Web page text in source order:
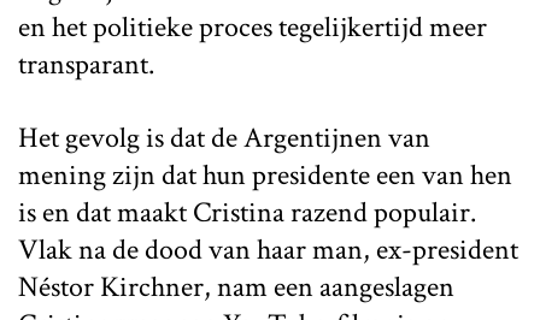
en het politieke proces tegelijkertijd meer
transparant.
Het gevolg is dat de Argentijnen van
mening zijn dat hun presidente een van hen
is en dat maakt Cristina razend populair.
Vlak na de dood van haar man, ex-president
Néstor Kirchner, nam een aangeslagen